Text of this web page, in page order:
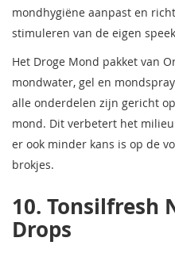
mondhygiëne aanpast en
stimuleren van de eigen
Het Droge Mond pakket van
mondwater, gel en
alle onderdelen zijn gericht
mond. Dit verbetert het
er ook minder kans is op de
brokjes.
10. Tonsilfresh
Drops